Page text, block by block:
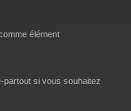
élément
partout si vous souhaitez